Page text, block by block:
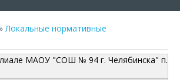
»Локальные нормативные
МАОУ "СОШ № 94 г. Челябинска" п.